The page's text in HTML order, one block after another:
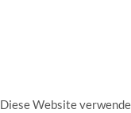
Diese Website